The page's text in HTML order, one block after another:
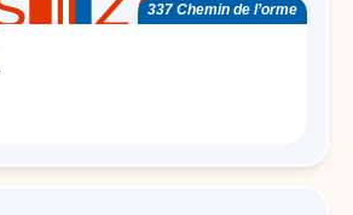
337 Chemin de l’orme